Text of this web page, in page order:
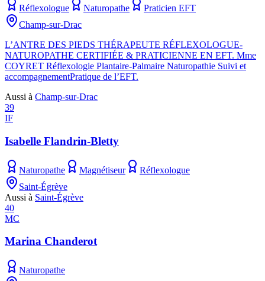
Réflexologue Naturopathe
Praticien EFT
Champ-sur-Drac
L’ANTRE DES PIEDS THÉRAPEUTE RÉFLEXOLOGUE-
NATUROPATHE CERTIFIÉE & PRATICIENNE EN EFT. Mme
COYRET Réflexologie Plantaire-Palmaire Naturopathie Suivi et
accompagnementPratique de l’EFT.
Aussi à Champ-sur-Drac
39
IF
Isabelle Flandrin-Bletty
Naturopathe Magnétiseur
Réflexologue
Saint-Égrève
Aussi à Saint-Égrève
40
MC
Marina Chanderot
Naturopathe